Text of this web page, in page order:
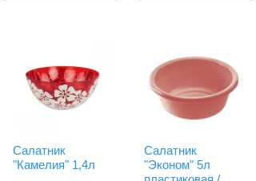
Салатник
"Камелия" 1,4л
Салатник
"Эконом" 5л